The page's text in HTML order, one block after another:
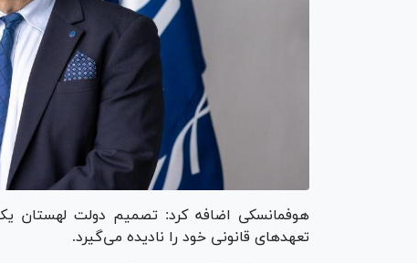
هوفمانسکی اضافه کرد: تصمیم دولت
تعهد‌های قانونی خود را نادیده می‌گیرد.